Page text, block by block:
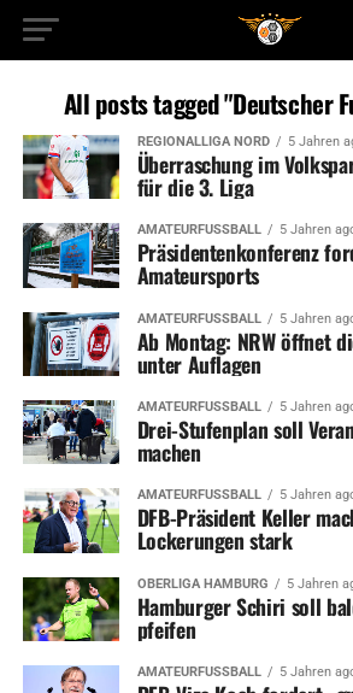
All posts tagged "Deutscher
REGIONALLIGA NORD 5 Jahren
Überraschung im
für die 3. Liga
AMATEURFUSSBALL 5 Jahren
Präsidentenkonferenz
Amateursports
AMATEURFUSSBALL 5 Jahren
Ab Montag: NRW öffnet
unter Auflagen
AMATEURFUSSBALL 5 Jahren
Drei-Stufenplan soll
machen
AMATEURFUSSBALL 5 Jahren
DFB-Präsident Keller
Lockerungen stark
OBERLIGA HAMBURG 5 Jahren
Hamburger Schiri soll
pfeifen
AMATEURFUSSBALL 5 Jahren